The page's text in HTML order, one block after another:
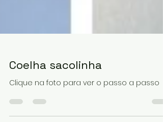
Coelha sacolinha
Clique na foto para ver o passo a passo